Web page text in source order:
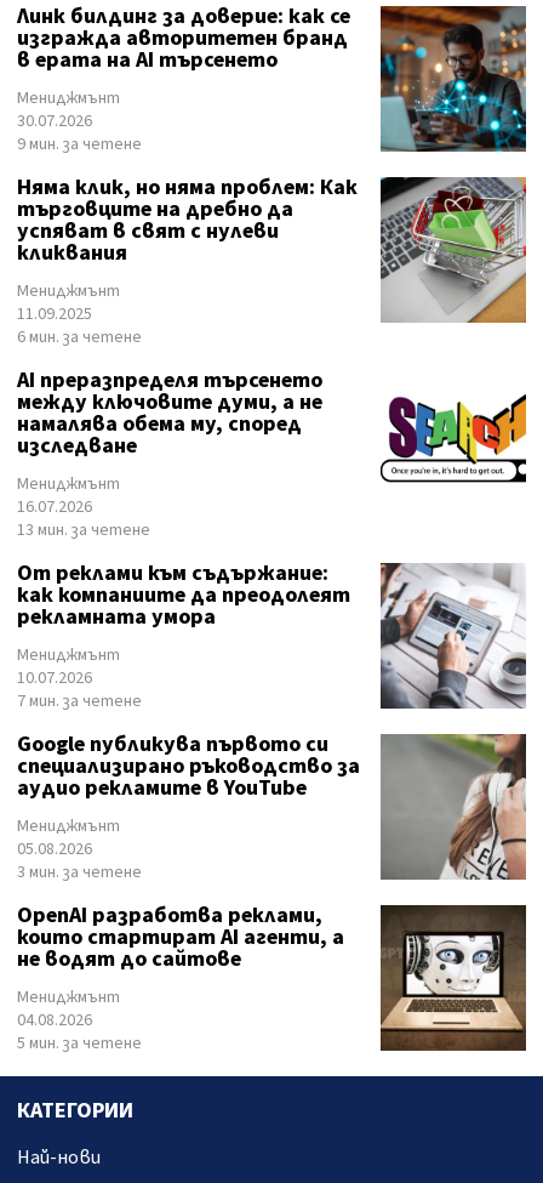
Линк билдинг за доверие: как се
изгражда авторитетен бранд
в ерата на AI търсенето
Мениджмънт
30.07.2026
9 мин. за четене
Няма клик, но няма проблем: Как
търговците на дребно да
успяват в свят с нулеви
кликвания
Мениджмънт
11.09.2025
6 мин. за четене
AI преразпределя търсенето
между ключовите думи, а не
намалява обема му, според
изследване
Мениджмънт
16.07.2026
13 мин. за четене
От реклами към съдържание:
как компаниите да преодолеят
рекламната умора
Мениджмънт
10.07.2026
7 мин. за четене
Google публикува първото си
специализирано ръководство за
аудио рекламите в YouTube
Мениджмънт
05.08.2026
3 мин. за четене
OpenAI разработва реклами,
които стартират AI агенти, а
не водят до сайтове
Мениджмънт
04.08.2026
5 мин. за четене
КАТЕГОРИИ
Най-нови